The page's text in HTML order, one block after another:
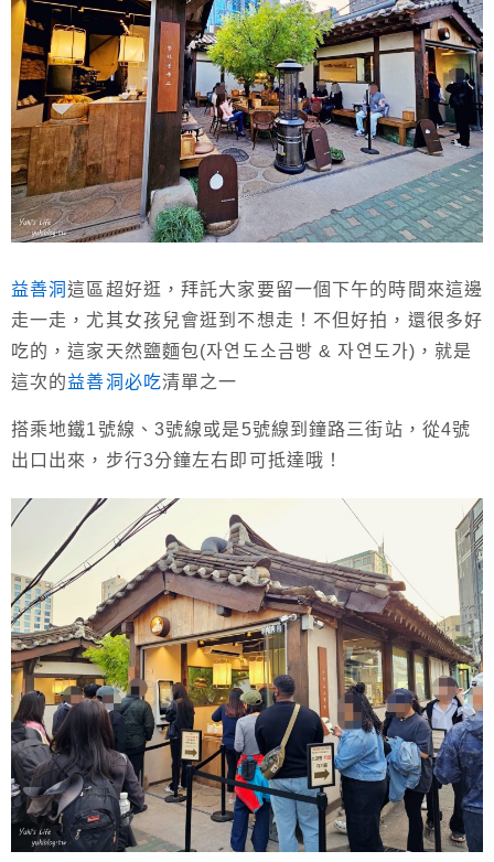
益善洞這區超好逛，拜託大家要留一個下午的時間來這邊
走一走，尤其女孩兒會逛到不想走！不但好拍，還很多好
吃的，這家天然鹽麵包(자연도소금빵 & 자연도가)，就是
這次的益善洞必吃清單之一
搭乘地鐵1號線、3號線或是5號線到鐘路三街站，從4號
出口出來，步行3分鐘左右即可抵達哦！